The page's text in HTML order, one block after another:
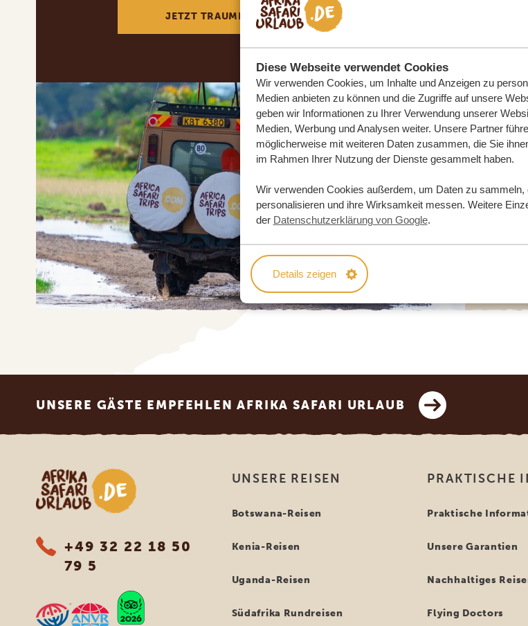
Diese Webseite verwendet Cookies
Wir verwenden Cookies, um Inhalte und Anzeigen zu
Medien anbieten zu können und die Zugriffe auf unsere
geben wir Informationen zu Ihrer Verwendung unserer
Medien, Werbung und Analysen weiter. Unsere Partner
möglicherweise mit weiteren Daten zusammen, die Sie
im Rahmen Ihrer Nutzung der Dienste gesammelt haben.
Wir verwenden Cookies außerdem, um Daten zu sammeln,
personalisieren und ihre Wirksamkeit messen. Weitere
der Datenschutzerklärung von Google.
Details zeigen
JETZT TRAUMREISE ANFORDERN
UNSERE GÄSTE EMPFEHLEN AFRIKA SAFARI URLAUB
Afrika Safari Urlaub
+49 32 22 18 50
79 5
UNSERE REISEN
Botswana-Reisen
Kenia-Reisen
Uganda-Reisen
Südafrika Rundreisen
PRAKTISCHE
Praktische
Unsere Garantien
Nachhaltiges
Flying Doctors